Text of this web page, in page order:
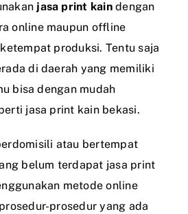
jasa print kaindengan
online maupun offline
produksi. Tentu saja
di daerah yang memiliki
bisa dengan mudah
jasa print kain bekasi.
atau bertempat
belum terdapat jasa print
metode online
prosedur yang ada